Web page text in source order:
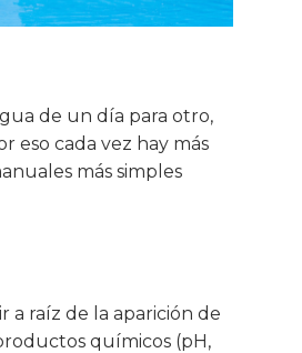
de un día para otro,
eso cada vez hay más
más simples
a raíz de la aparición de
químicos (pH,